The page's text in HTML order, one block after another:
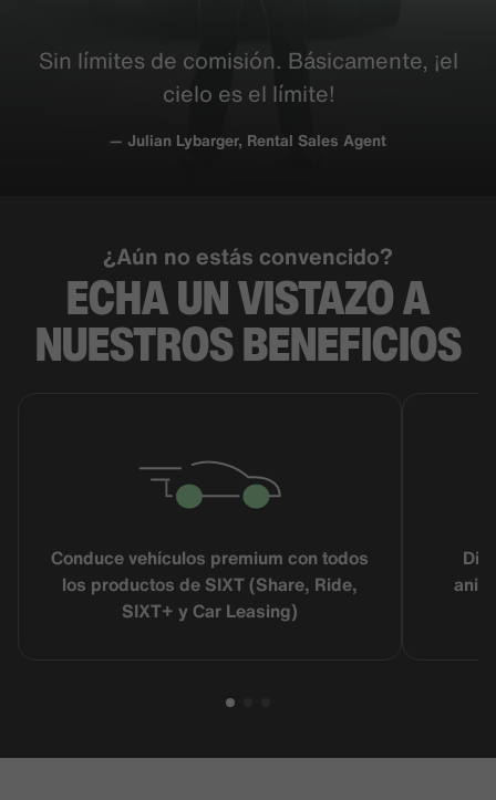
Sin límites de comisión. Básicamente, ¡el
cielo es el límite!
— Julian Lybarger, Rental Sales Agent
¿Aún no estás convencido?
ECHA UN VISTAZO A
NUESTROSBENEFICIOS
Conduce vehículos premium con todos
los productos de SIXT (Share, Ride,
SIXT+ y Car Leasing)